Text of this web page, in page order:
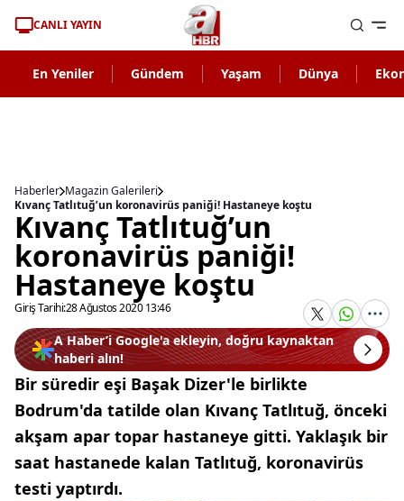
CANLI YAYIN
En Yeniler Gündem Yaşam Dünya
Haberler Magazin Galerileri
Kıvanç Tatlıtuğ’un koronavirüs paniği! Hastaneye koştu
Kıvanç Tatlıtuğ’un
koronavirüs paniği!
Hastaneye koştu
Giriş Tarihi:28 Ağustos 2020 13:46
A Haber’i Google'a ekleyin, doğru kaynaktan
haberi alın!
Bir süredir eşi Başak Dizer'le birlikte
Bodrum'da tatilde olan Kıvanç Tatlıtuğ, önceki
akşam apar topar hastaneye gitti. Yaklaşık bir
saat hastanede kalan Tatlıtuğ, koronavirüs
testi yaptırdı.